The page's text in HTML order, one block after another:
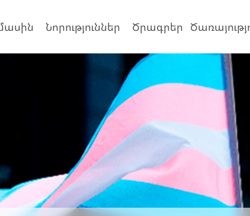
Նորություններ Ծրագրեր